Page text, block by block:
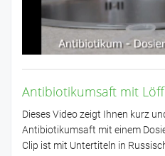
Antibiotikumsaft mit
Dieses Video zeigt Ihnen kurz
Antibiotikumsaft mit einem
Clip ist mit Untertiteln in